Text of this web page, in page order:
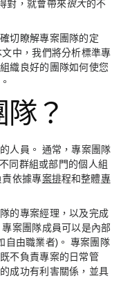
對，就會帶來很大的不
切瞭解專案團隊的定
中，我們將分析標準專
織良好的團隊如何使您
？
人員。 通常，專案團隊
同群組或部門的個人組
依據專案排程和整體專
的專案經理，以及完成
案團隊成員可以是內部
自由職業者)。 專案團隊
不負責專案的日常管
成功有利害關係，並具